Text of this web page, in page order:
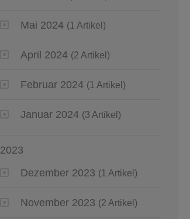
Mai 2024 (1 Artikel)
April 2024 (2 Artikel)
Februar 2024 (1 Artikel)
Januar 2024 (3 Artikel)
2023
Dezember 2023 (1 Artikel)
November 2023 (2 Artikel)